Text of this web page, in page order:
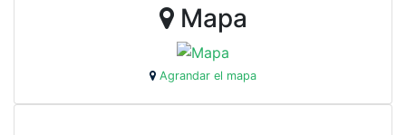
Mapa
Agrandar el mapa